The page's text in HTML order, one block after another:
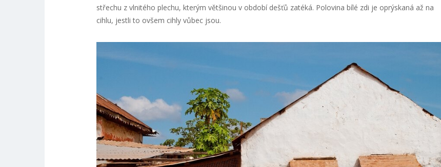
střechu z vlnitého plechu, kterým většinou v období dešťů zatéká. Polovina bílé zdi je oprýskaná až na
cihlu, jestli to ovšem cihly vůbec jsou.